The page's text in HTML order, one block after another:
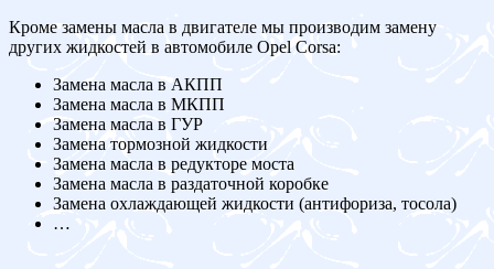
Кроме замены масла в двигателе мы производим замену
других жидкостей в автомобиле Opel Corsa:
Замена масла в АКПП
Замена масла в МКПП
Замена масла в ГУР
Замена тормозной жидкости
Замена масла в редукторе моста
Замена масла в раздаточной коробке
Замена охлаждающей жидкости (антифориза, тосола)
…